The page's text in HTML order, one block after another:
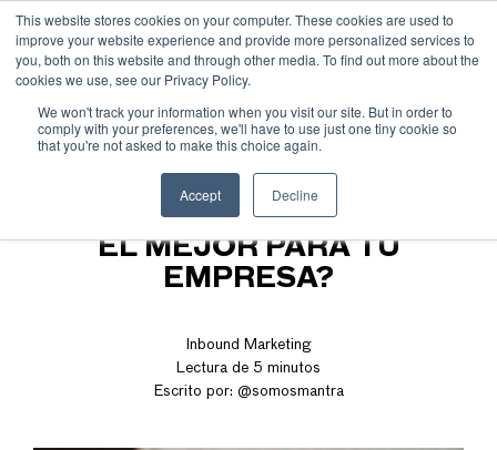
This website stores cookies on your computer. These cookies are used to
improve your website experience and provide more personalized services to
you, both on this website and through other media. To find out more about the
cookies we use, see our Privacy Policy.
We won't track your information when you visit our site. But in order to
comply with your preferences, we'll have to use just one tiny cookie so
that you're not asked to make this choice again.
Accept Decline
ESP ENG MENÚ
EXISTEN VARIOS TIPOS DE
PÁGINAS WEB: ¿CUÁL ES
EL MEJOR PARA TU
EMPRESA?
Inbound Marketing
Lectura de 5 minutos
Escrito por: @somosmantra